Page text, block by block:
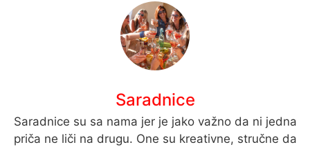
Saradnice
Saradnice su sa nama jer je jako važno da ni jedna
priča ne liči na drugu. One su kreativne, stručne da